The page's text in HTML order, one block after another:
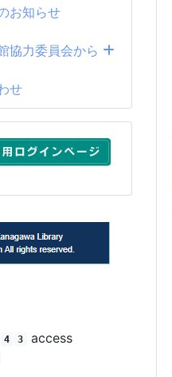
お知らせ
協力委員会から
せ
4 3
access